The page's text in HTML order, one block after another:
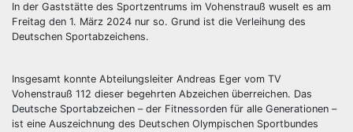
In der Gaststätte des Sportzentrums im Vohenstrauß wuselt es am
Freitag den 1. März 2024 nur so. Grund ist die Verleihung des
Deutschen Sportabzeichens.
Insgesamt konnte Abteilungsleiter Andreas Eger vom TV
Vohenstrauß 112 dieser begehrten Abzeichen überreichen. Das
Deutsche Sportabzeichen – der Fitnessorden für alle Generationen –
ist eine Auszeichnung des Deutschen Olympischen Sportbundes